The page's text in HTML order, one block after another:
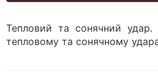
Тепловий та сонячний
тепловому та сонячному